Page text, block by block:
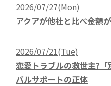
2026/07/27(Mon)
アクアが他社と比べ金額
2026/07/21(Tue)
恋愛トラブルの救世主?
バルサポートの正体